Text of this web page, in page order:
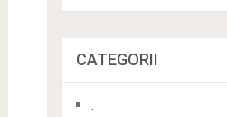
CATEGORII
.